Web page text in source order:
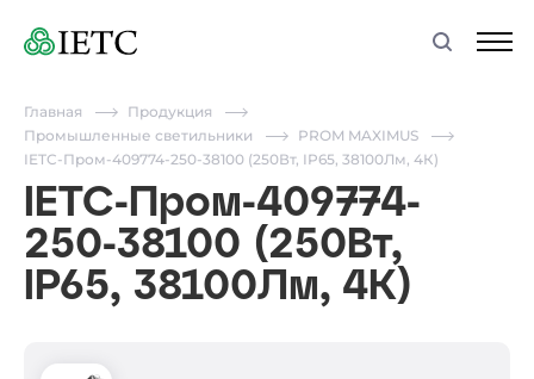
Главная
Продукция
Промышленные светильники
PROM MAXIMUS
IETC-Пром-409774-250-38100 (250Вт, IP65, 38100Лм, 4К)
IETC-Пром-409774-
250-38100 (250Вт,
IP65, 38100Лм, 4К)